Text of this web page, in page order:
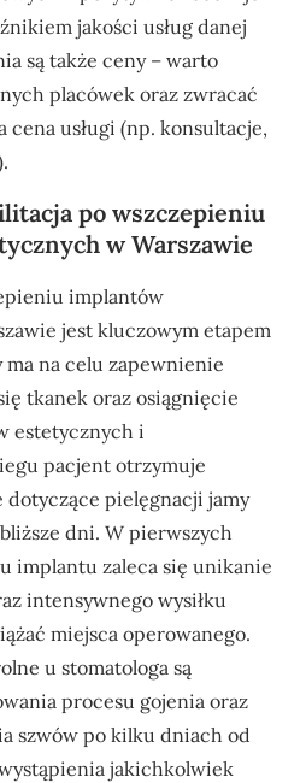
jakości usług danej
są także ceny – warto
placówek oraz zwracać
cena usługi (np. konsultacje,
po wszczepieniu
w Warszawie
implantów
jest kluczowym etapem
na celu zapewnienie
tkanek oraz osiągnięcie
estetycznych i
pacjent otrzymuje
dotyczące pielęgnacji jamy
dni. W pierwszych
implantu zaleca się unikanie
intensywnego wysiłku
miejsca operowanego.
u stomatologa są
procesu gojenia oraz
szwów po kilku dniach od
jakichkolwiek